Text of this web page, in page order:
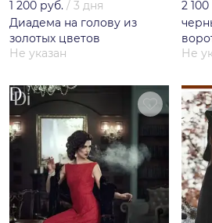
1 200 руб. / 3 дня
Диадема на голову из
золотых цветов
Не указан
2
Не